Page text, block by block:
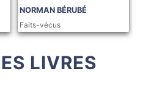
NORMAN BÉRUBÉ
Faits-vécus
LIVRES